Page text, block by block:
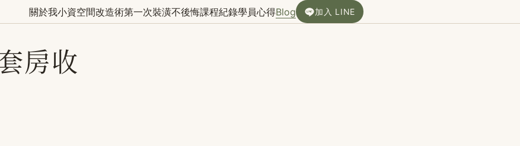
關於我小資空間改造術第一次裝潢不後悔課程紀錄學員心得Blog 加入 LINE
房收